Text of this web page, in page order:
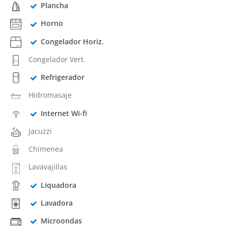
Plancha
Horno
Congelador Horiz.
Congelador Vert.
Refrigerador
Hidromasaje
Internet Wi-fi
Jacuzzi
Chimenea
Lavavajillas
Liquadora
Lavadora
Microondas